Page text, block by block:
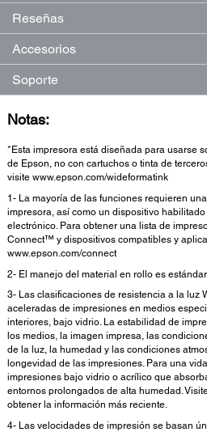
Reseñas
Accesorios
Soporte
Notas:
*Esta impresora está diseñada para usarse
de Epson, no con cartuchos o tinta de
visite www.epson.com/wideformatink
1- La mayoría de las funciones requieren
impresora, así como un dispositivo
electrónico. Para obtener una lista de
Connect™ y dispositivos compatibles y
www.epson.com/connect
2- El manejo del material en rollo es
3- Las clasificaciones de resistencia a la luz
aceleradas de impresiones en medios
interiores, bajo vidrio. La estabilidad de
los medios, la imagen impresa, las
de la luz, la humedad y las condiciones
longevidad de las impresiones. Para una
impresiones bajo vidrio o acrílico que
entornos prolongados de alta humedad.
obtener la información más reciente.
4- Las velocidades de impresión se basan